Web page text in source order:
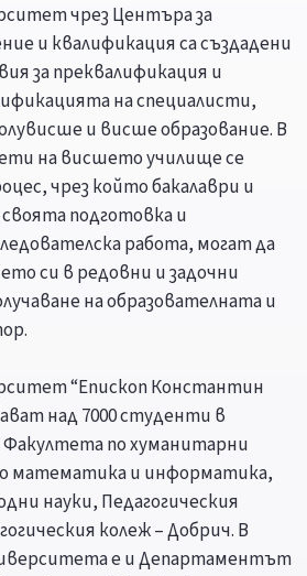
чрез Центъра за
и квалификация са създадени
за преквалификация и
на специалисти,
и висше образование. В
на висшето училище се
чрез който бакалаври и
подготовка и
работа, могат да
си в редовни и задочни
на образователната и
“Епископ Константин
над 7000 студенти в
по хуманитарни
математика и информатика,
науки, Педагогическия
колеж – Добрич. В
е и Департаментът